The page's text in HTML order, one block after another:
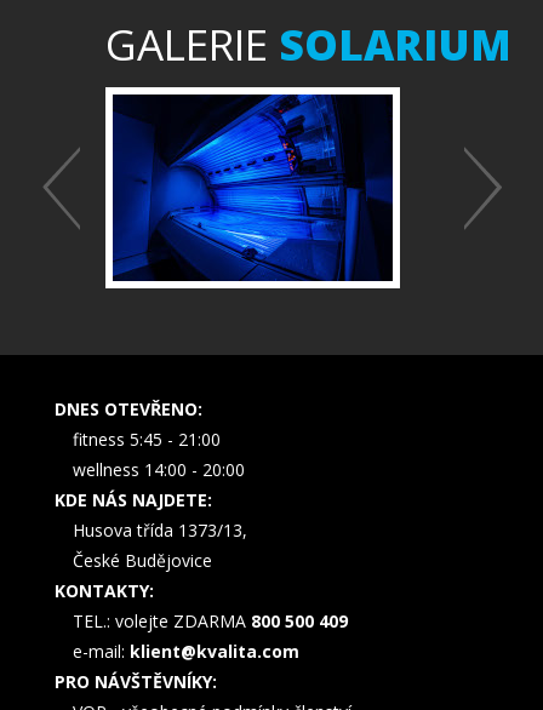
GALERIE SOLARIUM
Předchozí
DNES OTEVŘENO:
fitness 5:45 - 21:00
wellness 14:00 - 20:00
KDE NÁS NAJDETE:
Husova třída 1373/13,
České Budějovice
KONTAKTY:
TEL.: volejte ZDARMA 800 500 409
e-mail: klient@kvalita.com
PRO NÁVŠTĚVNÍKY: